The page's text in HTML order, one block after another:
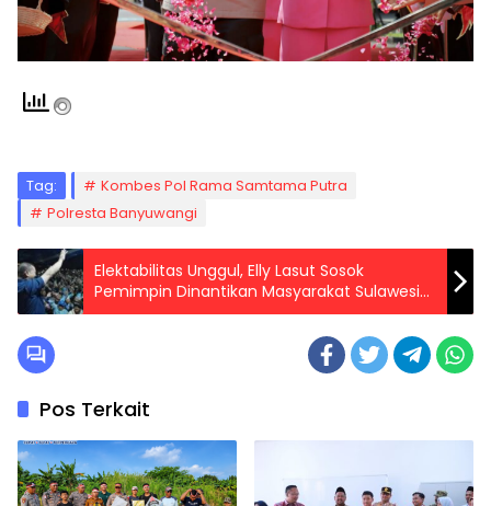
Tag:
Kombes Pol Rama Samtama Putra
Polresta Banyuwangi
Elektabilitas Unggul, Elly Lasut Sosok
Pemimpin Dinantikan Masyarakat Sulawesi
Utara
Pos Terkait